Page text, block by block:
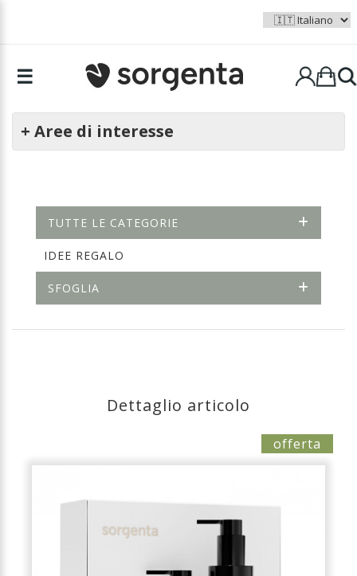
☰
+ Aree di interesse
TUTTE LE CATEGORIE
IDEE REGALO
SFOGLIA
Dettaglio articolo
offerta